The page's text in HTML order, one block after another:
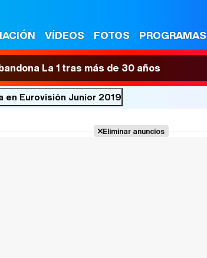
VÍDEOS FOTOS PROGRAMAS
La 1 tras más de 30 años
en Eurovisión Junior 2019
Eliminar anuncios